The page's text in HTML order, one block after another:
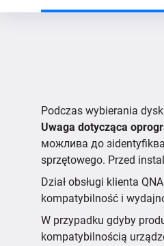
Podczas wybierania
Uwaga dotycząca
можлива до
sprzętowego. Przed
Dział obsługi klienta
kompatybilność i
W przypadku gdyby
kompatybilnością